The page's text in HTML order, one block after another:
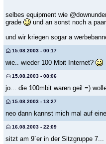
selbes equipment wie
grade
und an sonst noch a
und wir kriegen sogar a
15.08.2003 - 00:17
wie.. wieder 100 Mbit Internet?
15.08.2003 - 08:06
jo... die 100mbit waren geil =)
15.08.2003 - 13:27
neo dann kannst mich mal auf
16.08.2003 - 22:09
sitzt am 9´er in der Sitzgruppe